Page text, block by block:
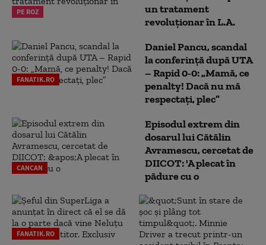
PE ROZ
un tratament
revoluționar în L.A.
FANATIK.RO
Daniel Pancu, scandal
la conferință după UTA
– Rapid 0-0: „Mamă, ce
penalty! Dacă nu mă
respectați, plec”
CANCAN
Episodul extrem din
dosarul lui Cătălin
Avramescu, cercetat de
DIICOT: 'A plecat în
pădure cu o
FANATIK.RO